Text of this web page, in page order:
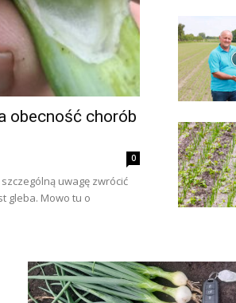
obecność chorób
0
uwagę zwrócić
gleba. Mowo tu o